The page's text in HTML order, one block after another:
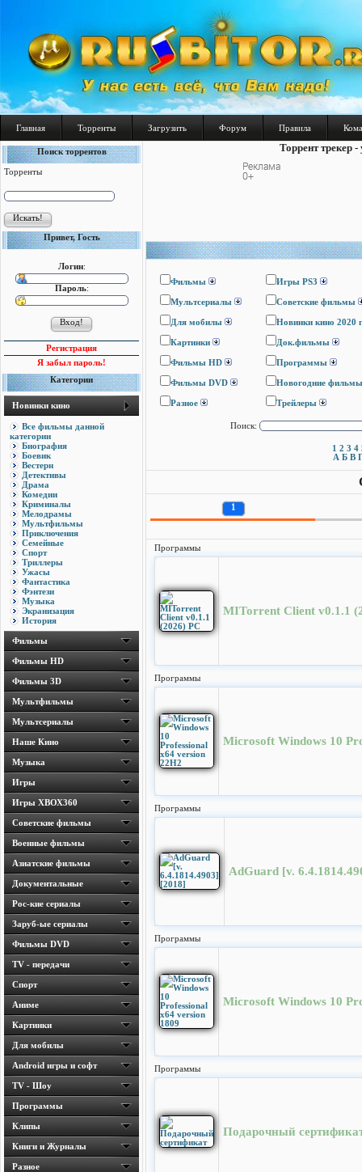
Главная Торренты Загрузить Форум Правила
Поиск торрентов
Торренты
Привет, Гость
Логин:
Пароль:
Регистрация
Я забыл пароль!
Категории
Новинки кино
Все фильмы данной
категории
Биография
Боевик
Вестерн
Детективы
Драма
Комедии
Криминалы
Мелодрамы
Мультфильмы
Приключения
Семейные
Спорт
Триллеры
Ужасы
Фантастика
Фэнтези
Музыка
Экранизация
История
Фильмы
Фильмы HD
Фильмы 3D
Мультфильмы
Мультсериалы
Наше Кино
Музыка
Игры
Игры ХВОХ360
Cоветские фильмы
Военные фильмы
Азиатские фильмы
Документальные
Рос-кие сериалы
Заруб-ые сериалы
Фильмы DVD
TV - передачи
Спорт
Аниме
Картинки
Для мобилы
Android игры и софт
TV - Шоу
Программы
Клипы
Книги и Журналы
Разное
Торрент трекер
Фильмы Игры PS3
Мультсериалы Cоветские фильмы
Для мобилы Новинки кино 2020
Картинки Док.фильмы
Фильмы HD Программы
Фильмы DVD Новогодние фильмы
Разное Трейлеры
Поиск:
1 2 3 4
А Б В
1
Программы
MITorrent Client v0.1.1
Программы
Microsoft Windows 10
Программы
AdGuard [v.
Программы
Microsoft Windows 10
Программы
Подарочный